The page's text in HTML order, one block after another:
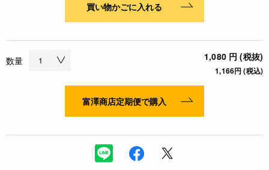
買い物かごに入れる
数量 1,080 円 (税抜)
1,166円 (税込)
富澤商店定期便で購入